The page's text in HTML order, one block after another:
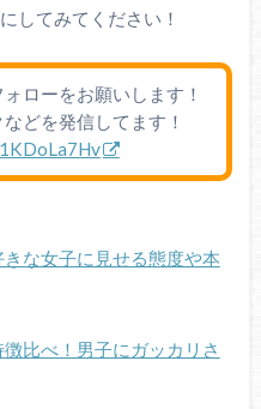
してみてください！
ローをお願いします！
どを発信してます！
な女子に見せる態度や本
比べ！男子にガッカリさ